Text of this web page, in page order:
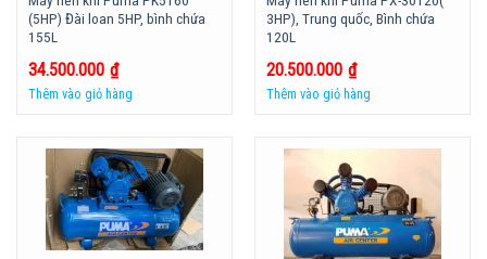
(5HP) Đài loan 5HP, bình chứa
155L
34.500.000 ₫
Thêm vào giỏ hàng
3HP), Trung quốc, Bình chứa
120L
20.500.000 ₫
Thêm vào giỏ hàng